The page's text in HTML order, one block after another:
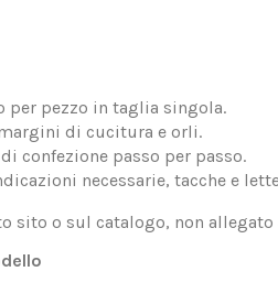
per pezzo in taglia singola.
di cucitura e orli.
confezione passo per passo.
necessarie, tacche e
sito o sul catalogo, non